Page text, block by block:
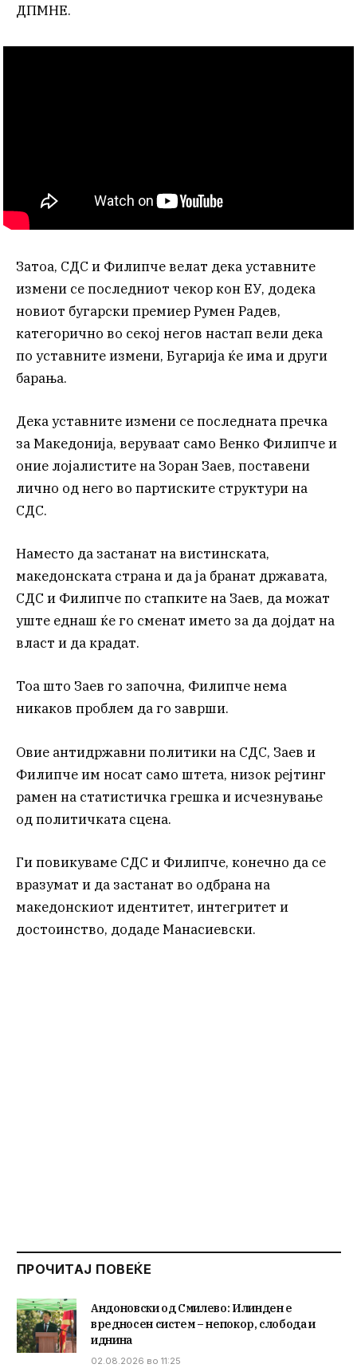
ДПМНЕ.
Затоа, СДС и Филипче велат дека уставните
измени се последниот чекор кон ЕУ, додека
новиот бугарски премиер Румен Радев,
категорично во секој негов настап вели дека
по уставните измени, Бугарија ќе има и други
барања.
Дека уставните измени се последната пречка
за Македонија, веруваат само Венко Филипче и
оние лојалистите на Зоран Заев, поставени
лично од него во партиските структури на
СДС.
Наместо да застанат на вистинската,
македонската страна и да ја бранат државата,
СДС и Филипче по стапките на Заев, да можат
уште еднаш ќе го сменат името за да дојдат на
власт и да крадат.
Тоа што Заев го започна, Филипче нема
никаков проблем да го заврши.
Овие антидржавни политики на СДС, Заев и
Филипче им носат само штета, низок рејтинг
рамен на статистичка грешка и исчезнување
од политичката сцена.
Ги повикуваме СДС и Филипче, конечно да се
вразумат и да застанат во одбрана на
македонскиот идентитет, интегритет и
достоинство, додаде Манасиевски.
ПРОЧИТАЈ ПОВЕЌЕ
Андоновски од Смилево: Илинден е
вредносен систем – непокор, слобода и
иднина
02.08.2026 во 11:25